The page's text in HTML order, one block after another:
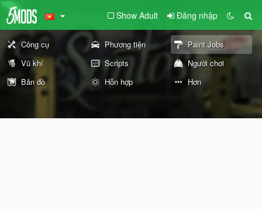
Show Adult Đăng nhập
Công cụ Phương tiện
Paint Jobs
Vũ khí
Scripts
Người chơi
Bản đồ
Hỗn hợp Hơn